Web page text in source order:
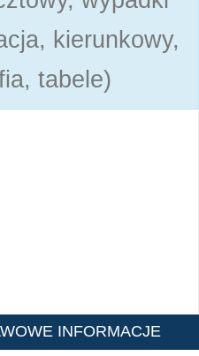
kierunkowy,
tabele)
INFORMACJE